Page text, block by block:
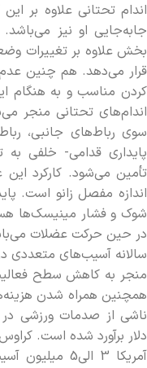
اندام تحتاني علاوه بر
جابه‌­جايي او نيز
بخش علاوه بر تغييرات
قرار مي­‌دهد. هم چنين عدم
کردن مناسب و به ­هنگام
سوی رباط‌­های جانبی،
پایداری قدامی- خلفی
تأمین می‌­شود. کارکرد
اندازه مفصل زانو است.
شوک و فشار مینیسک­‌ها
در حین حرکت عضلات
سالانه آسيب­‌هاي متعددي
منجر به کاهش سطح
همچنين همراه شدن
ناشي از صدمات ورزشي
دلار برآورد شده است. کراوس
آمريکا 3 الي5